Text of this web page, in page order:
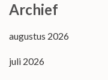
Archief
augustus 2026
juli 2026